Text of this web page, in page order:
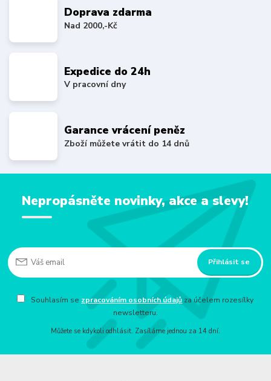
Doprava zdarma
Nad 2000,-Kč
Expedice do 24h
V pracovní dny
Garance vrácení peněz
Zboží můžete vrátit do 14 dnů
Nepropásněte novinky, akce a slevy!
Přihlásit se
Souhlasím se zpracováním osobních údajů za účelem rozesílky
newsletteru.
Můžete se kdykoli odhlásit. Zasíláme jednou za 14 dní.